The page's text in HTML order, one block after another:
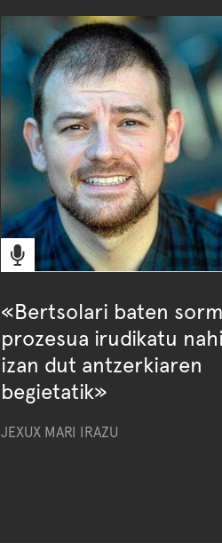
«Bertsolari baten
prozesua irudikatu nahi
izan dut antzerkiaren
begietatik»
JEXUX MARI IRAZU